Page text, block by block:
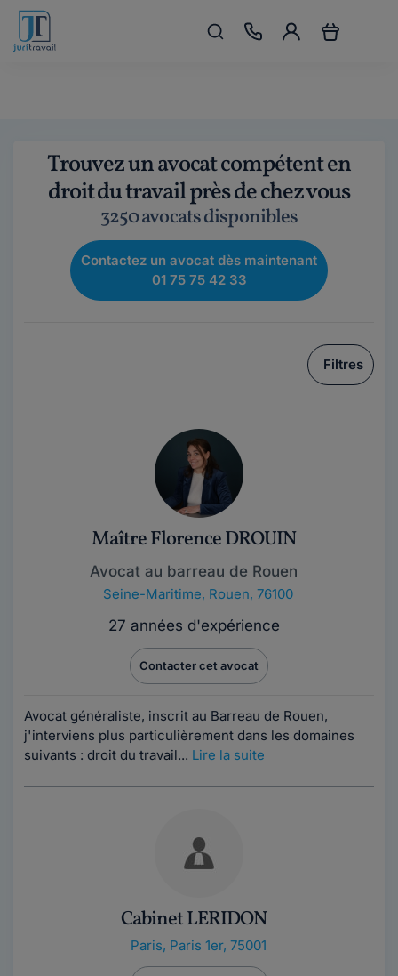
Trouvez un avocat compétent en
droit du travail près de chez vous
3250 avocats disponibles
Contactez un avocat dès maintenant
01 75 75 42 33
Filtres
Maître Florence DROUIN
Avocat au barreau de Rouen
Seine-Maritime, Rouen, 76100
27 années d'expérience
Contacter cet avocat
Avocat généraliste, inscrit au Barreau de Rouen,
j'interviens plus particulièrement dans les domaines
suivants : droit du travail... Lire la suite
Cabinet LERIDON
Paris, Paris 1er, 75001